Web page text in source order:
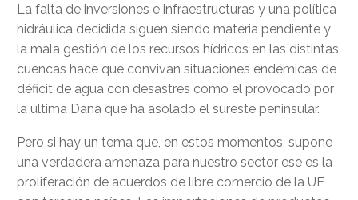
La falta de inversiones e infraestructuras y una política
hidráulica decidida siguen siendo materia pendiente y
la mala gestión de los recursos hídricos en las distintas
cuencas hace que convivan situaciones endémicas de
déficit de agua con desastres como el provocado por
la última Dana que ha asolado el sureste peninsular.
Pero si hay un tema que, en estos momentos, supone
una verdadera amenaza para nuestro sector ese es la
proliferación de acuerdos de libre comercio de la UE